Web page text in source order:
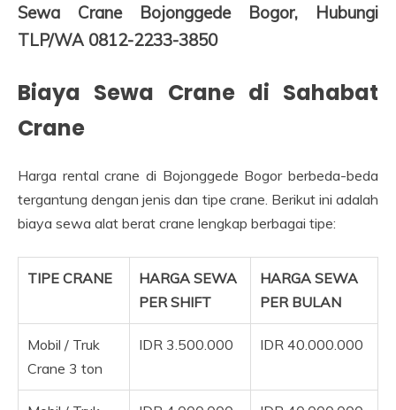
Sewa Crane Bojonggede Bogor, Hubungi
TLP/WA 0812-2233-3850
Biaya Sewa Crane di Sahabat
Crane
Harga rental crane di Bojonggede Bogor berbeda-beda
tergantung dengan jenis dan tipe crane. Berikut ini adalah
biaya sewa alat berat crane lengkap berbagai tipe:
TIPE CRANE
HARGA SEWA
PER SHIFT
HARGA SEWA
PER BULAN
Mobil / Truk
Crane 3 ton
IDR 3.500.000 IDR 40.000.000